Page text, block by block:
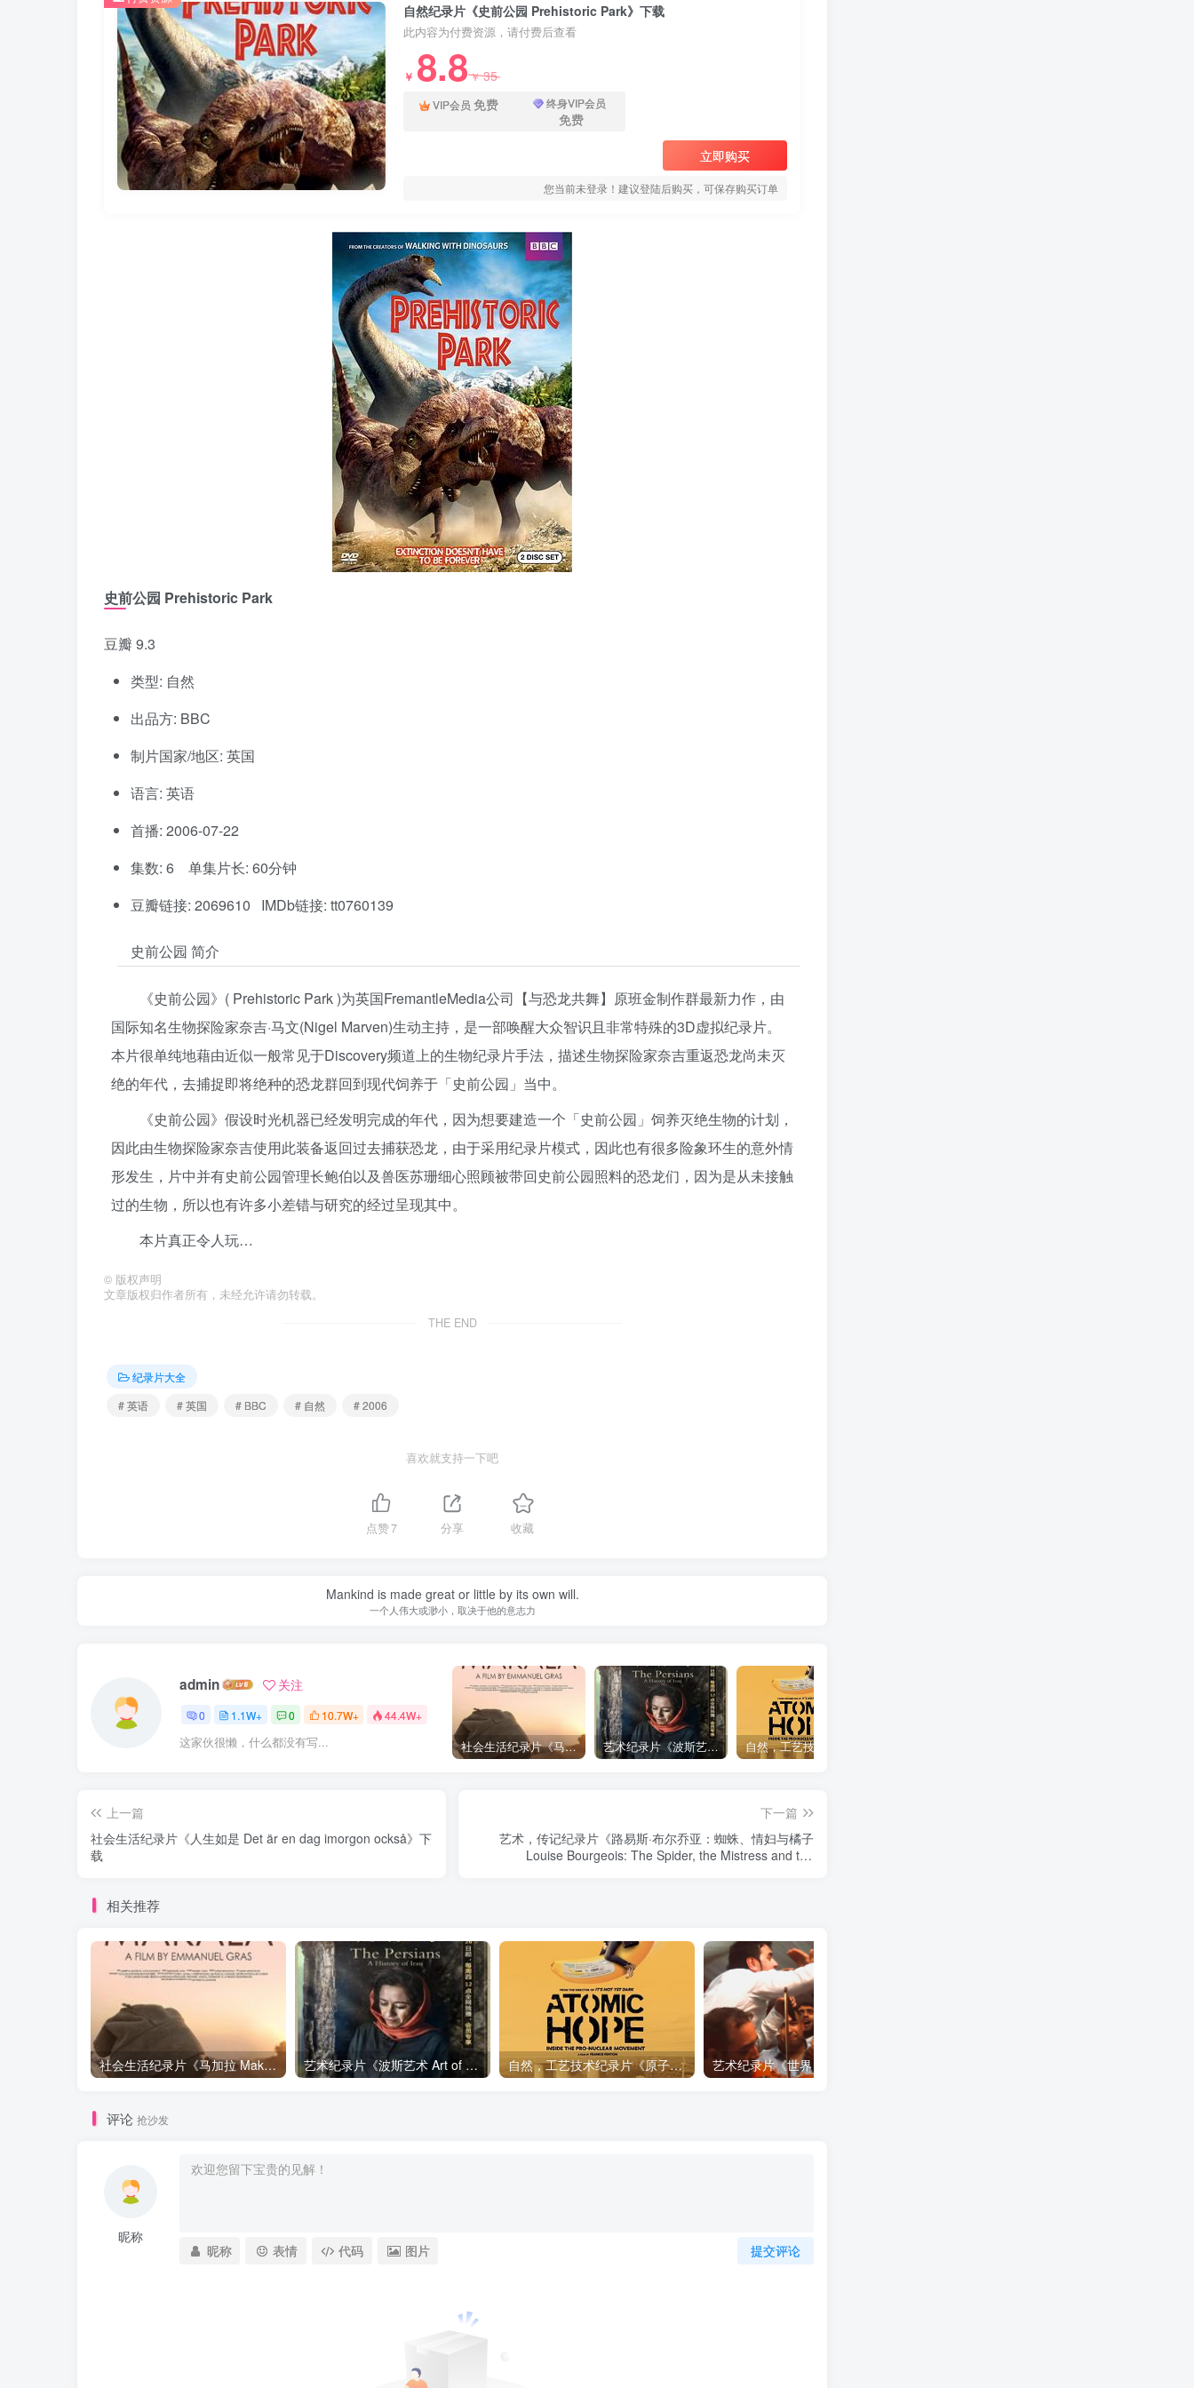
自然纪录片《史前公园 Prehistoric Park》下载
此内容为付费资源，请付费后查看
￥ 8.8￥35
VIP会员 免费 终身VIP会员
免费
立即购买
您当前未登录！建议登陆后购买，可保存购买订单
史前公园 Prehistoric Park
豆瓣 9.3
类型: 自然
出品方: BBC
制片国家/地区: 英国
语言: 英语
首播: 2006-07-22
集数: 6 单集片长: 60分钟
豆瓣链接: 2069610 IMDb链接: tt0760139
史前公园 简介
《史前公园》( Prehistoric Park )为英国FremantleMedia公司【与恐龙共舞】原班金制作群最新力作，由
国际知名生物探险家奈吉·马文(Nigel Marven)生动主持，是一部唤醒大众智识且非常特殊的3D虚拟纪录片。
本片很单纯地藉由近似一般常见于Discovery频道上的生物纪录片手法，描述生物探险家奈吉重返恐龙尚未灭
绝的年代，去捕捉即将绝种的恐龙群回到现代饲养于「史前公园」当中。
《史前公园》假设时光机器已经发明完成的年代，因为想要建造一个「史前公园」饲养灭绝生物的计划，
因此由生物探险家奈吉使用此装备返回过去捕获恐龙，由于采用纪录片模式，因此也有很多险象环生的意外情
形发生，片中并有史前公园管理长鲍伯以及兽医苏珊细心照顾被带回史前公园照料的恐龙们，因为是从未接触
过的生物，所以也有许多小差错与研究的经过呈现其中。
本片真正令人玩…
© 版权声明
文章版权归作者所有，未经允许请勿转载。
THE END
纪录片大全
# 英语
# 英国 # BBC # 自然 # 2006
喜欢就支持一下吧
点赞7 分享 收藏
Mankind is made great or little by its own will.
一个人伟大或渺小，取决于他的意志力
admin 关注
0 1.1W+ 0 10.7W+ 44.4W+
这家伙很懒，什么都没有写... 社会生活纪录片《马加拉 Makala》下载 艺术纪录片《波斯艺术 Art of Persia》下载
上一篇
社会生活纪录片《人生如是 Det är en dag imorgon också》下
载
下一篇
艺术，传记纪录片《路易斯·布尔乔亚：蜘蛛、情妇与橘子
Louise Bourgeois: The Spider, the Mistress and the
相关推荐
社会生活纪录片《马加拉 Makala》下载 艺术纪录片《波斯艺术 Art of Persia》下载 自然，工艺技术纪录片《原子能的希望 Atomic Hope – Inside the Pro-Nuclear Movement》下载
评论 抢沙发
昵称
提交评论
昵称 表情 代码 图片